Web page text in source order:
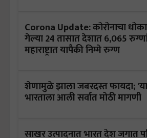
Corona Update: कोरोनाचा
गेल्या 24 तासात देशात 6,065
महाराष्ट्रात यापैकी निम्मे रुग्ण
शेणामुळे झाला जबरदस्त फायदा;
भारताला आली सर्वात मोठी मागणी
साखर उत्पादनात भारत देश जगात